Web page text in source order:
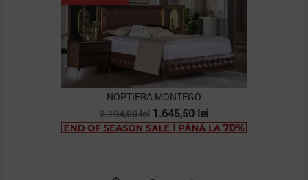
NOPTIERA MONTEGO
Pret
de
2.194,00 lei Pret
1.645,50 lei